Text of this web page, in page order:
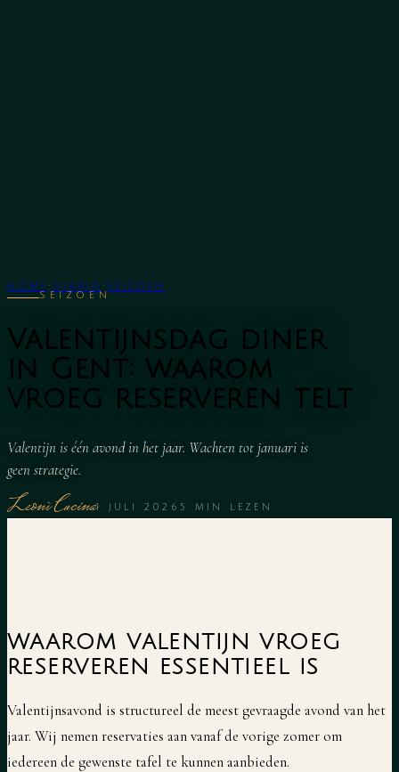
HOME · DIARIO · SEIZOEN
SEIZOEN
Valentijnsdag diner
in Gent: waarom
vroeg reserveren telt
Valentijn is één avond in het jaar. Wachten tot januari is
geen strategie.
Leonì Cucina1 JULI 2026 5 MIN LEZEN
WAAROM VALENTIJN VROEG
RESERVEREN ESSENTIEEL IS
Valentijnsavond is structureel de meest gevraagde avond van het
jaar. Wij nemen reservaties aan vanaf de vorige zomer om
iedereen de gewenste tafel te kunnen aanbieden.